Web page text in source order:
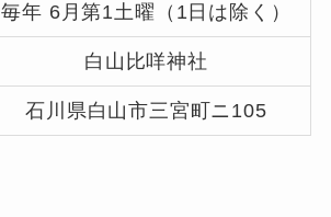
毎年 6月第1土曜（1日は除く）
白山比咩神社
石川県白山市三宮町ニ105